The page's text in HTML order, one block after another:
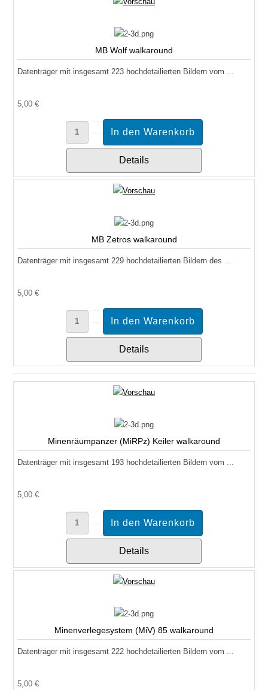
MB Wolf walkaround
Datenträger mit insgesamt 223 hochdetailierten Bildern vom ...
5,00 €
Details
MB Zetros walkaround
Datenträger mit insgesamt 229 hochdetailierten Bildern des ...
5,00 €
Details
Minenräumpanzer (MiRPz) Keiler walkaround
Datenträger mit insgesamt 193 hochdetailierten Bildern vom ...
5,00 €
Details
Minenverlegesystem (MiV) 85 walkaround
Datenträger mit insgesamt 222 hochdetailierten Bildern vom ...
5,00 €